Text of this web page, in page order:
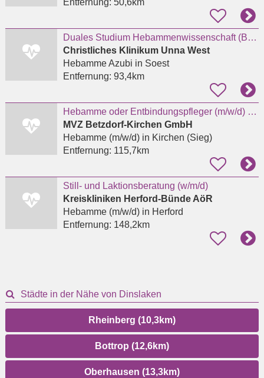
Entfernung: 50,6km
Duales Studium Hebammenwissenschaft (B.Sc.) Sommersemester 2027
Christliches Klinikum Unna West
Hebamme Azubi in Soest
Entfernung: 93,4km
Hebamme oder Entbindungspfleger (m/w/d) für das Kreißsaal-Team in Kirchen
MVZ Betzdorf-Kirchen GmbH
Hebamme (m/w/d)in Kirchen (Sieg)
Entfernung: 115,7km
Still- und Laktionsberatung (w/m/d)
Kreiskliniken Herford-Bünde AöR
Hebamme (m/w/d)in Herford
Entfernung: 148,2km
Städte in der Nähe von Dinslaken
Rheinberg (10,3km)
Bottrop (12,6km)
Oberhausen (13,3km)